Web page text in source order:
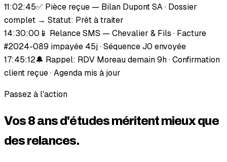
11:02:45✅ Pièce reçue — Bilan Dupont SA · Dossier
complet → Statut: Prêt à traiter
14:30:00 📱 Relance SMS — Chevalier & Fils · Facture
#2024-089 impayée 45j · Séquence J0 envoyée
17:45:12🔔 Rappel: RDV Moreau demain 9h · Confirmation
client reçue · Agenda mis à jour
Passez à l'action
Vos 8 ans d'études méritent mieux que
des relances.